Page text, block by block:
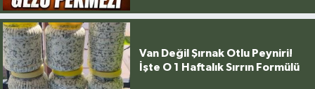
Van Değil Şırnak Otlu Peyniri!
İşte O 1 Haftalık Sırrın Formülü